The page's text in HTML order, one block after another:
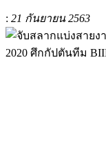
: 21 กันยายน 2563